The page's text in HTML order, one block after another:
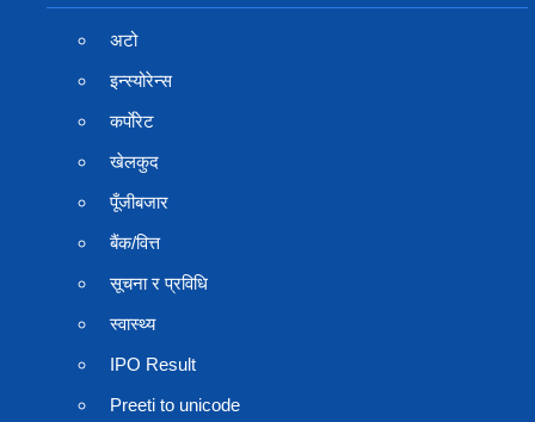
अटो
इन्स्योरेन्स
कर्पाेरेट
खेलकुद
पूँजीबजार
बैंक/वित्त
सूचना र प्रविधि
स्वास्थ्य
IPO Result
Preeti to unicode